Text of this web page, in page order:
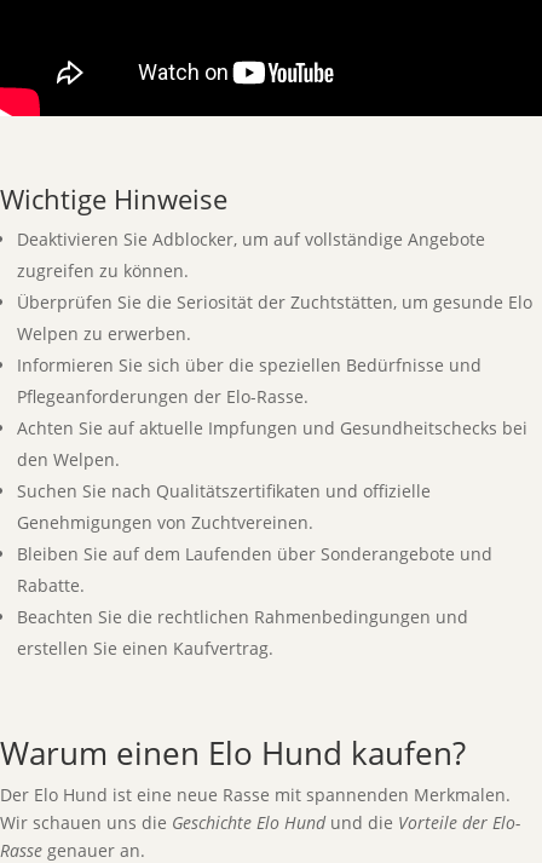
Wichtige Hinweise
Deaktivieren Sie Adblocker, um auf vollständige Angebote
zugreifen zu können.
Überprüfen Sie die Seriosität der Zuchtstätten, um gesunde Elo
Welpen zu erwerben.
Informieren Sie sich über die speziellen Bedürfnisse und
Pflegeanforderungen der Elo-Rasse.
Achten Sie auf aktuelle Impfungen und Gesundheitschecks bei
den Welpen.
Suchen Sie nach Qualitätszertifikaten und offizielle
Genehmigungen von Zuchtvereinen.
Bleiben Sie auf dem Laufenden über Sonderangebote und
Rabatte.
Beachten Sie die rechtlichen Rahmenbedingungen und
erstellen Sie einen Kaufvertrag.
Warum einen Elo Hund kaufen?
Der Elo Hund ist eine neue Rasse mit spannenden Merkmalen.
Wir schauen uns die Geschichte Elo Hundund die Vorteile der Elo-
Rasse genauer an.